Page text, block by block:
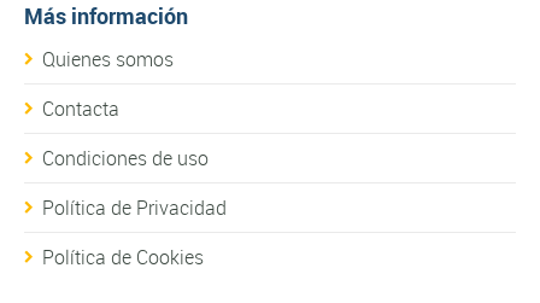
Más información
Quienes somos
Contacta
Condiciones de uso
Política de Privacidad
Política de Cookies